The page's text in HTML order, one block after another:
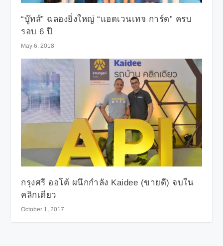
“บู๊ทส์” ฉลองยิ่งใหญ่ “แอดเวนเทจ การ์ด” ครบ
รอบ 6 ปี
May 6, 2018
กรุงศรี ออโต้ ผนึกกำลัง Kaidee (ขายดี) จบใน
คลิกเดียว
October 1, 2017